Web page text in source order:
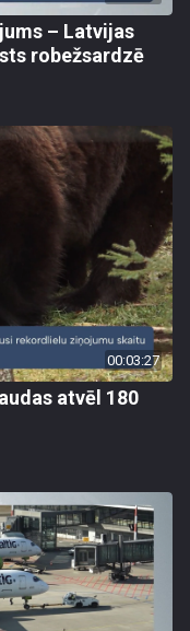
– Latvijas
robežsardzē
00:03:27
atvēl 180